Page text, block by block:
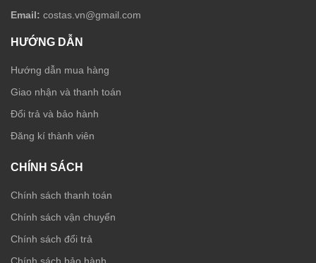
Email: costas.vn@gmail.com
HƯỚNG DẪN
Hướng dẫn mua hàng
Giao nhận và thanh toán
Đổi trả và bảo hành
Đăng kí thành viên
CHÍNH SÁCH
Chính sách thanh toán
Chính sách vận chuyển
Chính sách đổi trả